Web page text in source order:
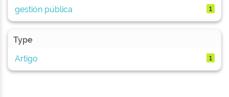
gestión pública 1
Type
Artigo
1